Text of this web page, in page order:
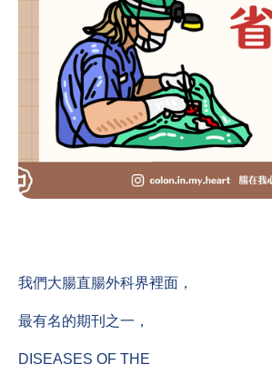
我們大腸直腸外科界裡面，
最有名的期刊之一，
DISEASES OF THE